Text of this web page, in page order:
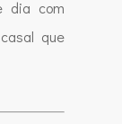
dia com
que